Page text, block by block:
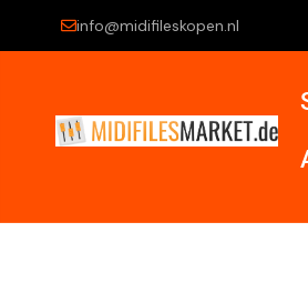
info@midifileskopen.nl